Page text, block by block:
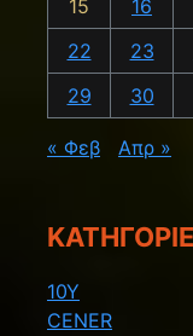
15 16
22
23
29
30
« Φεβ Απρ »
10Y
CENER